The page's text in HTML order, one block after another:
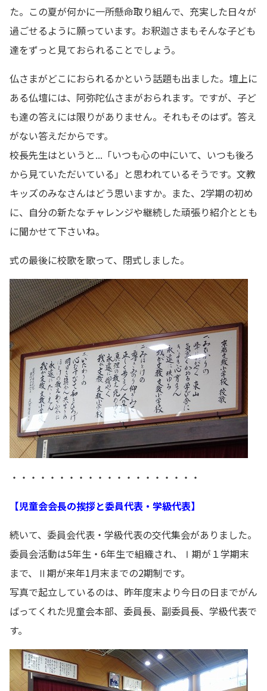
た。この夏が何かに一所懸命取り組んで、充実した日々が
過ごせるように願っています。お釈迦さまもそんな子ども
達をずっと見ておられることでしょう。
仏さまがどこにおられるかという話題も出ました。壇上に
ある仏壇には、阿弥陀仏さまがおられます。ですが、子ど
も達の答えには限りがありません。それもそのはず。答え
がない答えだからです。
校長先生はというと...「いつも心の中にいて、いつも後ろ
から見ていただいている」と思われているそうです。文教
キッズのみなさんはどう思いますか。また、2学期の初め
に、自分の新たなチャレンジや継続した頑張り紹介ととも
に聞かせて下さいね。
式の最後に校歌を歌って、閉式しました。
・・・・・・・・・・・・・・・・・・・・
【児童会会長の挨拶と委員代表・学級代表】
続いて、委員会代表・学級代表の交代集会がありました。
委員会活動は5年生・6年生で組織され、Ⅰ期が１学期末
まで、Ⅱ期が来年1月末までの2期制です。
写真で起立しているのは、昨年度末より今日の日までがん
ばってくれた児童会本部、委員長、副委員長、学級代表で
す。